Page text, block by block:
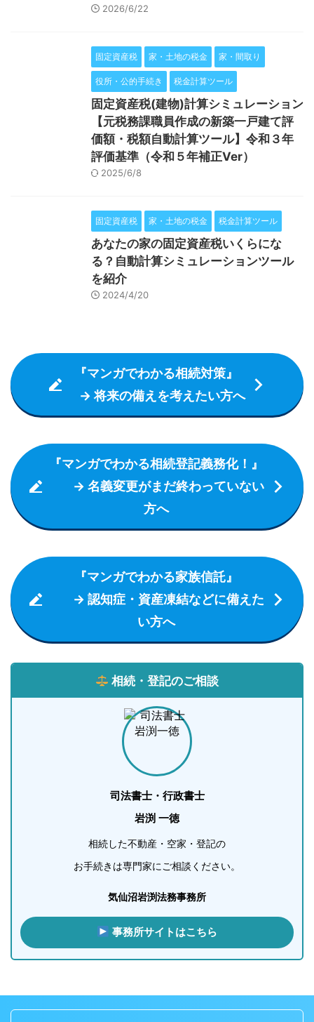
2026/6/22
固定資産税 家・土地の税金 家・間取り
役所・公的手続き 税金計算ツール
固定資産税(建物)計算シミュレーション
【元税務課職員作成の新築一戸建て評
価額・税額自動計算ツール】令和３年
評価基準（令和５年補正Ver）
2025/6/8
固定資産税 家・土地の税金 税金計算ツール
あなたの家の固定資産税いくらにな
る？自動計算シミュレーションツール
を紹介
2024/4/20
『マンガでわかる相続対策』
→ 将来の備えを考えたい方へ
『マンガでわかる相続登記義務化！』
→ 名義変更がまだ終わっていない
方へ
『マンガでわかる家族信託』
→ 認知症・資産凍結などに備えた
い方へ
相続・登記のご相談
司法書士・行政書士
岩渕 一徳
相続した不動産・空家・登記の
お手続きは専門家にご相談ください。
気仙沼岩渕法務事務所
事務所サイトはこちら